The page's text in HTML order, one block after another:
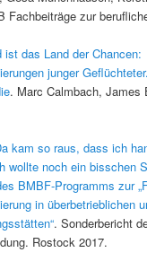
Fachbeiträge zur
ist das Land der Chancen:
junger
. Marc Calmbach, James
kam so raus, dass ich
wollte noch ein bisschen
BMBF-Programms zur
in überbetrieblichen
. Sonderbericht
Rostock 2017.